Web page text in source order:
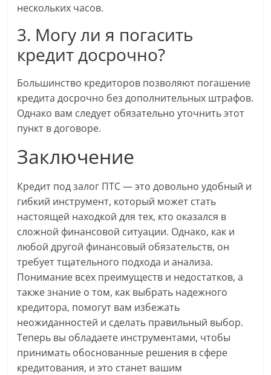
нескольких часов.
3. Могу ли я погасить
кредит досрочно?
Большинство кредиторов позволяют погашение
кредита досрочно без дополнительных штрафов.
Однако вам следует обязательно уточнить этот
пункт в договоре.
Заключение
Кредит под залог ПТС — это довольно удобный и
гибкий инструмент, который может стать
настоящей находкой для тех, кто оказался в
сложной финансовой ситуации. Однако, как и
любой другой финансовый обязательств, он
требует тщательного подхода и анализа.
Понимание всех преимуществ и недостатков, а
также знание о том, как выбрать надежного
кредитора, помогут вам избежать
неожиданностей и сделать правильный выбор.
Теперь вы обладаете инструментами, чтобы
принимать обоснованные решения в сфере
кредитования, и это станет вашим